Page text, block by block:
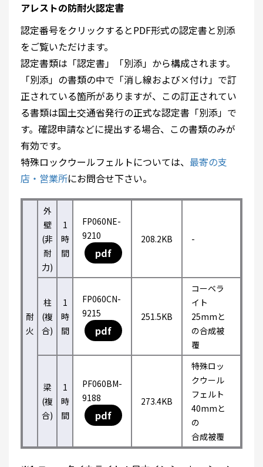
アレストの防耐火認定書
認定番号をクリックするとPDF形式の認定書と別添
をご覧いただけます。
認定書類は「認定書」「別添」から構成されます。
「別添」の書類の中で「消し線および×付け」で訂
正されている箇所がありますが、この訂正されてい
る書類は国土交通省発行の正式な認定書「別添」で
す。確認申請などに提出する場合、この書類のみが
有効です。
特殊ロックウールフェルトについては、 最寄の支
店・営業所にお問合せ下さい。
耐
火
外
壁
(非
耐
力)
1
時
間
FP060NE-
9210
pdf
208.2KB -
柱
(複
合)
1
時
間
FP060CN-
9215
pdf
251.5KB
コーベラ
イト
25mmと
の合成被
覆
梁
(複
合)
1
時
間
PF060BM-
9188
pdf
273.4KB
特殊ロッ
クウール
フェルト
40mmと
の
合成被覆